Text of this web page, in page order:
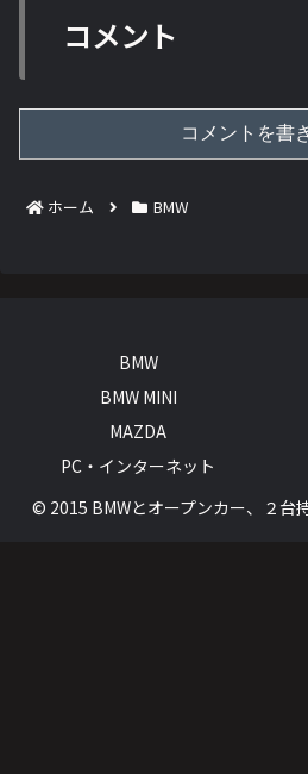
コメント
コメントを書
ホーム BMW
BMW
BMW MINI
MAZDA
PC・インターネット
© 2015 BMWとオープンカー、２台